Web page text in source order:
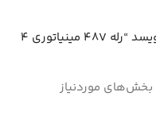
اولین کسی باشید که دیدگاهی می نویسد “رله 48V مینیاتوری 4
بخش‌های موردنیاز